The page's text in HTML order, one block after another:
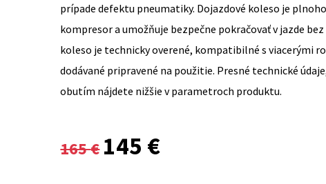
prípade defektu pneumatiky. Dojazdové koleso je
kompresor a umožňuje bezpečne pokračovať v jazde
koleso je technicky overené, kompatibilné s viacerými
dodávané pripravené na použitie. Presné technické
obutím nájdete nižšie v parametroch produktu.
165€
Original
145 €